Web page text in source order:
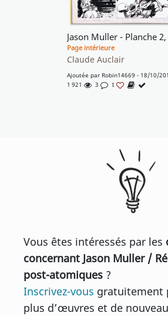
Page intérieure
Claude Auclair
Ajoutée par Robin14669 - 18/10/
1 921
3 1
Vous êtes intéressés par les
concernant Jason Muller /
post-atomiques ?
Inscrivez-vous gratuitement
plus d’œuvres et de